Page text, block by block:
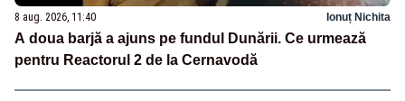
8 aug. 2026, 11:40 Ionuț Nichita
A doua barjă a ajuns pe fundul Dunării. Ce urmează
pentru Reactorul 2 de la Cernavodă